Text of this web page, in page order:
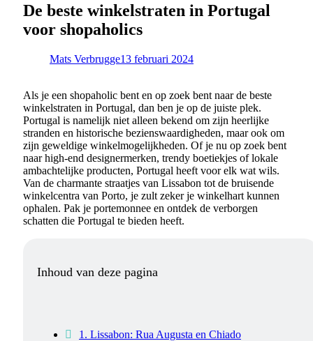
De beste winkelstraten in Portugal
voor shopaholics
Mats Verbrugge13 februari 2024
Als je een shopaholic bent en op zoek bent naar de beste
winkelstraten in Portugal, dan ben je op de juiste plek.
Portugal is namelijk niet alleen bekend om zijn heerlijke
stranden en historische bezienswaardigheden, maar ook om
zijn geweldige winkelmogelijkheden. Of je nu op zoek bent
naar high-end designermerken, trendy boetiekjes of lokale
ambachtelijke producten, Portugal heeft voor elk wat wils.
Van de charmante straatjes van Lissabon tot de bruisende
winkelcentra van Porto, je zult zeker je winkelhart kunnen
ophalen. Pak je portemonnee en ontdek de verborgen
schatten die Portugal te bieden heeft.
Inhoud van deze pagina
1. Lissabon: Rua Augusta en Chiado